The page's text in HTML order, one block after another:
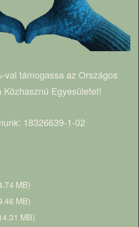
val támogassa az Országos
Közhasznú Egyesületet!
18326639-1-02
MB)
MB)
MB)